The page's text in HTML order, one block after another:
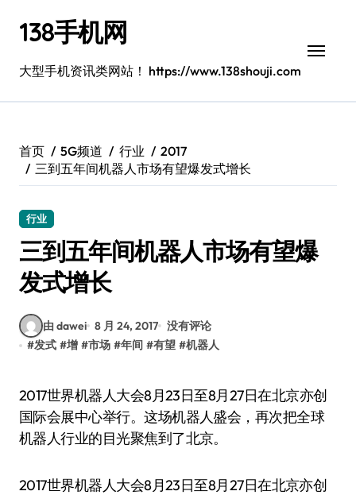
138手机网
大型手机资讯类网站！ https://www.138shouji.com
首页 5G频道 行业
2017
三到五年间机器人市场有望爆发式增长
行业
三到五年间机器人市场有望爆
发式增长
由 dawei 8 月 24, 2017 没有评论
#发式 #增 #市场 #年间 #有望 #机器人
2017世界机器人大会8月23日至8月27日在北京亦创
国际会展中心举行。这场机器人盛会，再次把全球
机器人行业的目光聚焦到了北京。
2017世界机器人大会8月23日至8月27日在北京亦创